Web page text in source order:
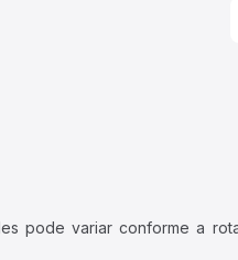
pode variar conforme a